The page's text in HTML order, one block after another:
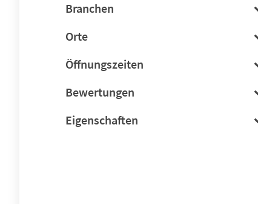
Branchen
Orte
Öffnungszeiten
Bewertungen
Eigenschaften